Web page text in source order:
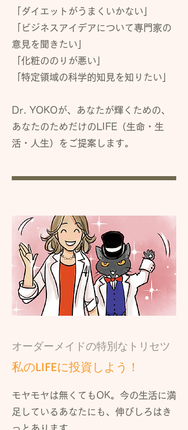
「ダイエットがうまくいかない」
「ビジネスアイデアについて専門家の
意見を聞きたい」
​「化粧ののりが悪い」
「特定領域の科学的知見を知りたい」
Dr. YOKOが、
​あなたが輝くための、
あなたのためだけのLIFE（生命・生
活・人生）を ご提案します。
オーダーメイドの特別なトリセツ
私のLIFEに投資しよう！
モヤモヤは無くてもOK。今の生活に満
足しているあなたにも、伸びしろはき